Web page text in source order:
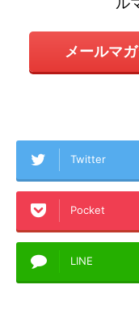
メールマ
Twitter
Pocket
LINE